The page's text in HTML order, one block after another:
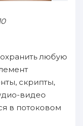
любую
скрипты,
видео
в потоковом